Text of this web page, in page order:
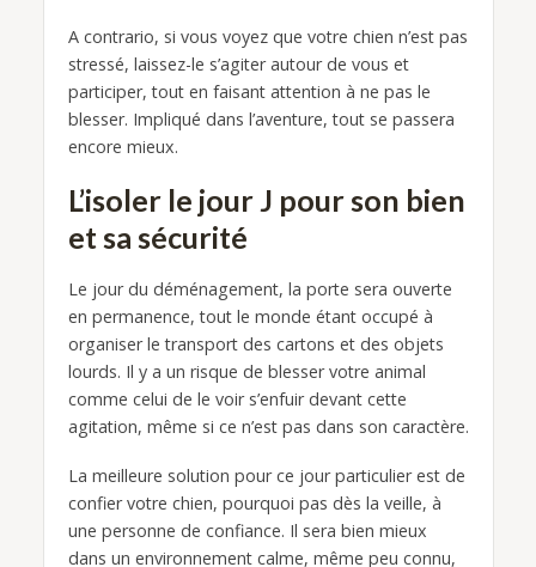
A contrario, si vous voyez que votre chien n’est pas
stressé, laissez-le s’agiter autour de vous et
participer, tout en faisant attention à ne pas le
blesser. Impliqué dans l’aventure, tout se passera
encore mieux.
L’isoler le jour J pour son bien
et sa sécurité
Le jour du déménagement, la porte sera ouverte
en permanence, tout le monde étant occupé à
organiser le transport des cartons et des objets
lourds. Il y a un risque de blesser votre animal
comme celui de le voir s’enfuir devant cette
agitation, même si ce n’est pas dans son caractère.
La meilleure solution pour ce jour particulier est de
confier votre chien, pourquoi pas dès la veille, à
une personne de confiance. Il sera bien mieux
dans un environnement calme, même peu connu,